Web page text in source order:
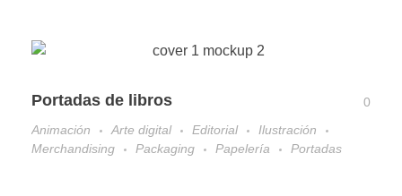
Portadas de libros
0
Animación
Arte digital Editorial
Ilustración
Merchandising
Packaging Papelería Portadas